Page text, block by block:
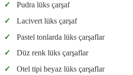
✓
Pudra lüks çarşaf
✓
Lacivert lüks çarşaf
✓
Pastel tonlarda lüks çarşaflar
✓
Düz renk lüks çarşaflar
✓
Otel tipi beyaz lüks çarşaflar